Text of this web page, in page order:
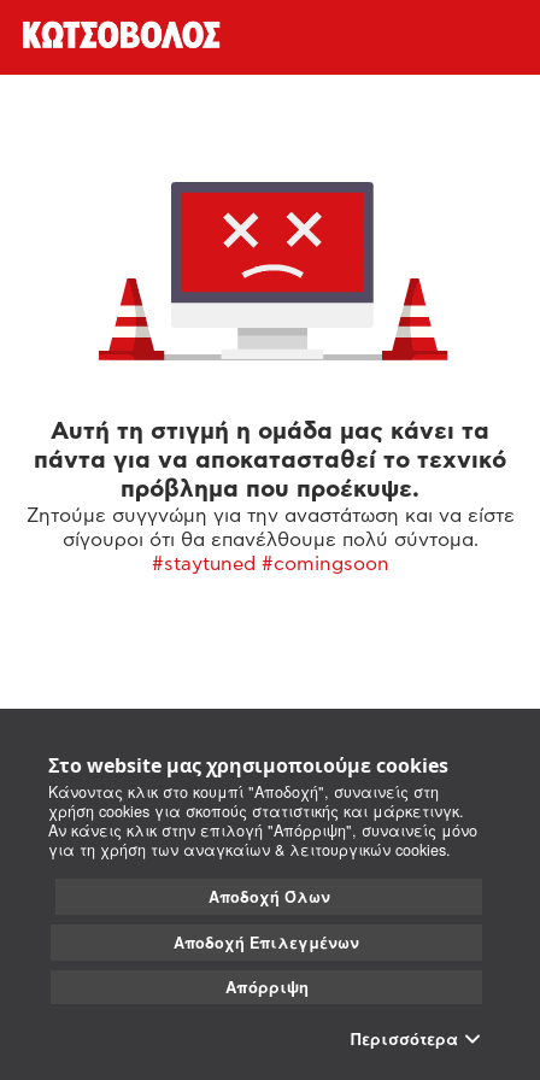
Στο website μας χρησιμοποιούμε cookies
Κάνοντας κλικ στο κουμπί "Αποδοχή", συναινείς στη
χρήση cookies για σκοπούς στατιστικής και μάρκετινγκ.
Αν κάνεις κλικ στην επιλογή "Απόρριψη", συναινείς μόνο
για τη χρήση των αναγκαίων & λειτουργικών cookies.
Αποδοχή Όλων
Αποδοχή Επιλεγμένων
Απόρριψη
Περισσότερα
Αυτή τη στιγμή η ομάδα μας κάνει τα
πάντα για να αποκατασταθεί το τεχνικό
πρόβλημα που προέκυψε.
Ζητούμε συγγνώμη για την αναστάτωση και να είστε
σίγουροι ότι θα επανέλθουμε πολύ σύντομα.
#staytuned #comingsoon